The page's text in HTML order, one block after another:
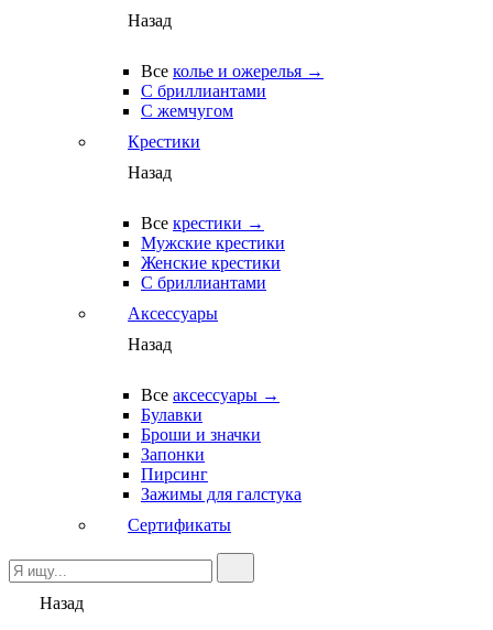
Назад
Все колье и ожерелья →
С бриллиантами
С жемчугом
Крестики
Назад
Все крестики →
Мужские крестики
Женские крестики
С бриллиантами
Аксессуары
Назад
Все аксессуары →
Булавки
Броши и значки
Запонки
Пирсинг
Зажимы для галстука
Сертификаты
Назад